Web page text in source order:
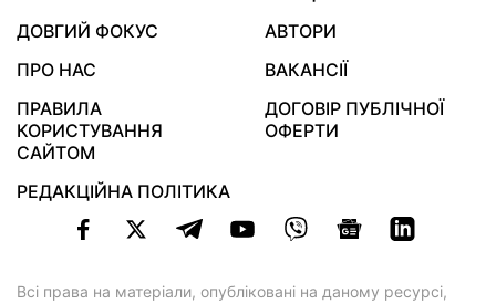
ДОВГИЙ ФОКУС
АВТОРИ
ПРО НАС
ВАКАНСІЇ
ПРАВИЛА
КОРИСТУВАННЯ
САЙТОМ
ДОГОВІР ПУБЛІЧНОЇ
ОФЕРТИ
РЕДАКЦІЙНА ПОЛІТИКА
Всі права на матеріали, опубліковані на даному ресурсі,